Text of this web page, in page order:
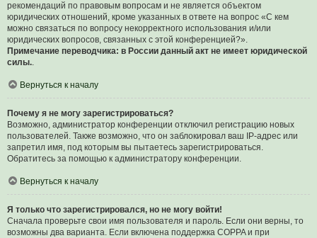
рекомендаций по правовым вопросам и не является объектом
юридических отношений, кроме указанных в ответе на вопрос «С кем
можно связаться по вопросу некорректного использования и/или
юридических вопросов, связанных с этой конференцией?».
Примечание переводчика: в России данный акт не имеет юридической
силы..
Вернуться к началу
Почему я не могу зарегистрироваться?
Возможно, администратор конференции отключил регистрацию новых
пользователей. Также возможно, что он заблокировал ваш IP-адрес или
запретил имя, под которым вы пытаетесь зарегистрироваться.
Обратитесь за помощью к администратору конференции.
Вернуться к началу
Я только что зарегистрировался, но не могу войти!
Сначала проверьте свои имя пользователя и пароль. Если они верны, то
возможны два варианта. Если включена поддержка COPPA и при